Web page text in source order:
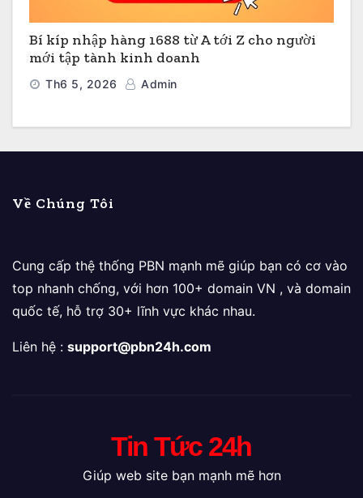
Bí kíp nhập hàng 1688 từ A tới Z cho người
mới tập tành kinh doanh
Th6 5, 2026 Admin
Về Chúng Tôi
Cung cấp thệ thống PBN mạnh mẽ giúp bạn có cơ vào
top nhanh chống, với hơn 100+ domain VN , và domain
quốc tế, hỗ trợ 30+ lĩnh vực khác nhau.
Liên hệ : support@pbn24h.com
Tin Tức 24h
Giúp web site bạn mạnh mẽ hơn